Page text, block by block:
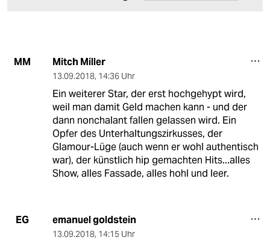
MM Mitch Miller
13.09.2018, 14:36 Uhr
Ein weiterer Star, der erst hochgehypt wird,
weil man damit Geld machen kann - und der
dann nonchalant fallen gelassen wird. Ein
Opfer des Unterhaltungszirkusses, der
Glamour-Lüge (auch wenn er wohl authentisch
war), der künstlich hip gemachten Hits...alles
Show, alles Fassade, alles hohl und leer.
EG emanuel goldstein
13.09.2018, 14:15 Uhr